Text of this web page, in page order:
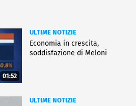
01:52
ULTIME NOTIZIE
Economia in crescita,
soddisfazione di Meloni
ULTIME NOTIZIE